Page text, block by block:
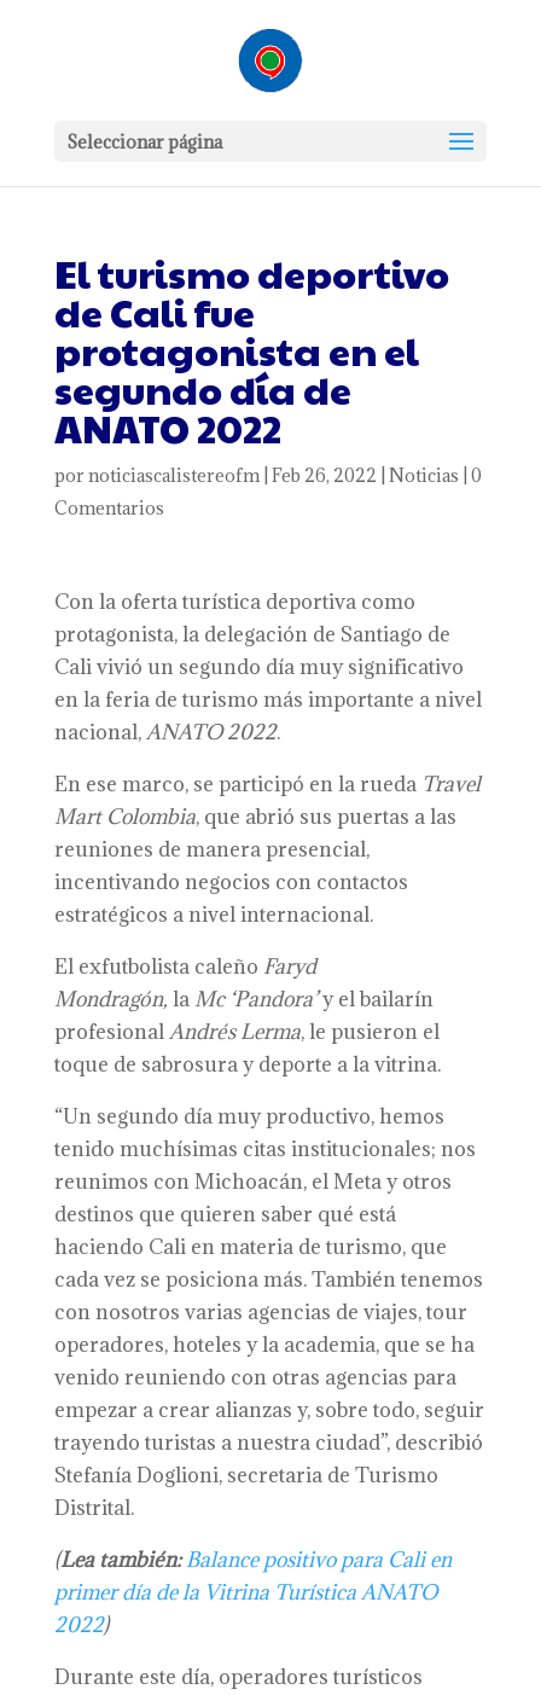
Seleccionar página
El turismo deportivo
de Cali fue
protagonista en el
segundo día de
ANATO 2022
por noticiascalistereofm| Feb 26, 2022 Noticias 0
Comentarios
Con la oferta turística deportiva como
protagonista, la delegación de Santiago de
Cali vivió un segundo día muy significativo
en la feria de turismo más importante a nivel
nacional,ANATO 2022.
En ese marco, se participó en la rueda Travel
Mart Colombia, que abrió sus puertas a las
reuniones de manera presencial,
incentivando negocios con contactos
estratégicos a nivel internacional.
El exfutbolista caleño Faryd
Mondragón, la Mc ‘Pandora’y el bailarín
profesionalAndrés Lerma, le pusieron el
toque de sabrosura y deporte a la vitrina.
“Un segundo día muy productivo, hemos
tenido muchísimas citas institucionales; nos
reunimos con Michoacán, el Meta y otros
destinos que quieren saber qué está
haciendo Cali en materia de turismo, que
cada vez se posiciona más. También tenemos
con nosotros varias agencias de viajes, tour
operadores, hoteles y la academia, que se ha
venido reuniendo con otras agencias para
empezar a crear alianzas y, sobre todo, seguir
trayendo turistas a nuestra ciudad”, describió
Stefanía Doglioni, secretaria de Turismo
Distrital.
(Lea también: Balance positivo para Cali en
primer día de la Vitrina Turística ANATO
2022)
Durante este día, operadores turísticos